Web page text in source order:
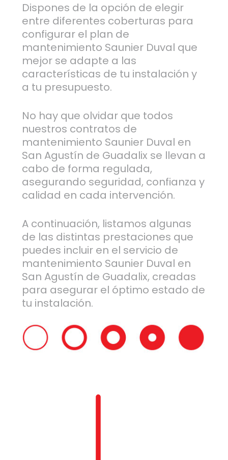
Dispones de la opción de elegir
entre diferentes coberturas para
configurar el plan de
mantenimiento Saunier Duval que
mejor se adapte a las
características de tu instalación y
a tu presupuesto.
No hay que olvidar que todos
nuestros contratos de
mantenimiento Saunier Duval en
San Agustín de Guadalix se llevan a
cabo de forma regulada,
asegurando seguridad, confianza y
calidad en cada intervención.
A continuación, listamos algunas
de las distintas prestaciones que
puedes incluir en el servicio de
mantenimiento Saunier Duval en
San Agustín de Guadalix, creadas
para asegurar el óptimo estado de
tu instalación.